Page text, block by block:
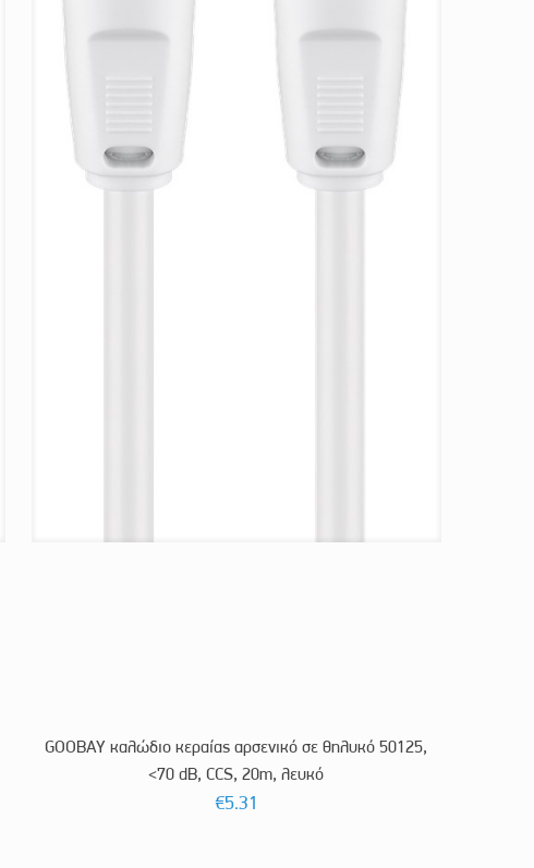
GOOBAY καλώδιο κεραίας αρσενικό σε θηλυκό 50125,
<70 dB, CCS, 20m, λευκό
€5.31